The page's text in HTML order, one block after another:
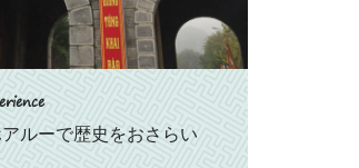
ルーで歴史をおさらい